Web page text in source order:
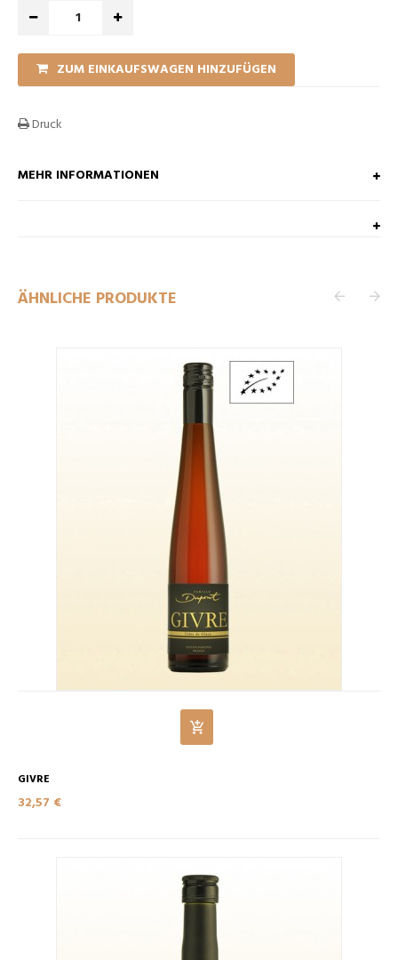
ZUM EINKAUFSWAGEN HINZUFÜGEN
Druck
MEHR INFORMATIONEN
ÄHNLICHE PRODUKTE
GIVRE
32,57 €